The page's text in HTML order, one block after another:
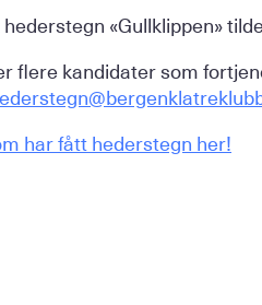
«Gullklippen»
flere kandidater som
har fått hederstegn her!